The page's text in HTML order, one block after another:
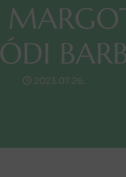
MARGO
ÓDI BAR
2023.07.26.